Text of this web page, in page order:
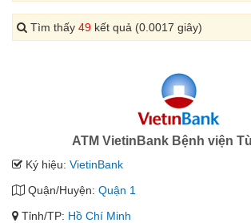
Tìm thấy 49 kết quả (0.0017 giây)
ATM VietinBank Bệnh viện
Ký hiệu: VietinBank
Quận/Huyện: Quận 1
Tỉnh/TP: Hồ Chí Minh